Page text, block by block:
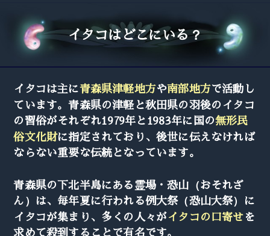
イタコはどこにいる？
イタコは主に青森県津軽地方や南部地方で活動し
ています。青森県の津軽と秋田県の羽後のイタコ
の習俗がそれぞれ1979年と1983年に国の無形民
俗文化財に指定されており、後世に伝えなければ
ならない重要な伝統となっています。
青森県の下北半島にある霊場・恐山（おそれざ
ん）は、毎年夏に行われる例大祭（恐山大祭）に
イタコが集まり、多くの人々がイタコの口寄せを
求めて殺到することで有名です。